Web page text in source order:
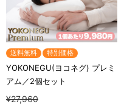
送料無料 特別価格
YOKONEGU(ヨコネグ) プレミ
アム／2個セット
¥27,960